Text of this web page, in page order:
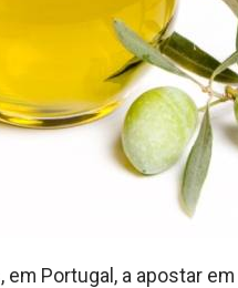
em Portugal, a apostar